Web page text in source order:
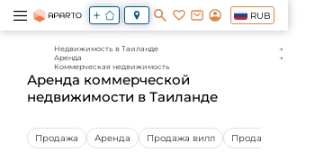
RUB
Недвижимость в Таиланде
Аренда
Коммерческая недвижимость
Аренда коммерческой
недвижимости в Таиланде
Продажа Аренда Продажа вилл Продажа квартир